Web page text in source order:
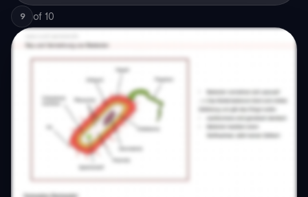
9 of 10